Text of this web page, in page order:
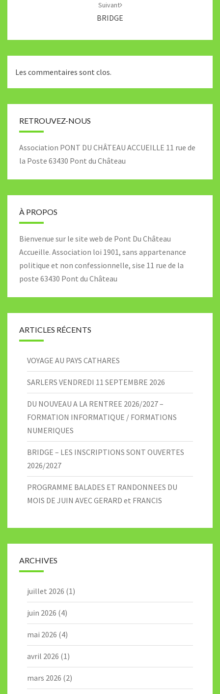
Suivant
BRIDGE
Les commentaires sont clos.
RETROUVEZ-NOUS
Association PONT DU CHÂTEAU ACCUEILLE 11 rue de
la Poste 63430 Pont du Château
À PROPOS
Bienvenue sur le site web de Pont Du Château
Accueille. Association loi 1901, sans appartenance
politique et non confessionnelle, sise 11 rue de la
poste 63430 Pont du Château
ARTICLES RÉCENTS
VOYAGE AU PAYS CATHARES
SARLERS VENDREDI 11 SEPTEMBRE 2026
DU NOUVEAU A LA RENTREE 2026/2027 –
FORMATION INFORMATIQUE / FORMATIONS
NUMERIQUES
BRIDGE – LES INSCRIPTIONS SONT OUVERTES
2026/2027
PROGRAMME BALADES ET RANDONNEES DU
MOIS DE JUIN AVEC GERARD et FRANCIS
ARCHIVES
juillet 2026 (1)
juin 2026 (4)
mai 2026 (4)
avril 2026 (1)
mars 2026 (2)